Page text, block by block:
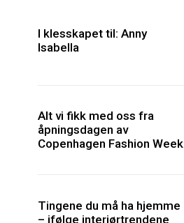
I klesskapet til: Anny
Isabella
Alt vi fikk med oss fra
åpningsdagen av
Copenhagen Fashion Week
Tingene du må ha hjemme
– ifølge interiørtrendene